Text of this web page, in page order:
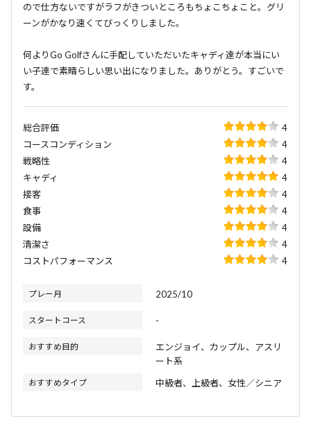
ので仕方ないですがラフがきついところもちょこちょこと。グリ
ーンがかなり速くてびっくりしました。
何よりGo Golfさんに手配していただいたキャディ達が本当にい
い子達で素晴らしい思い出になりました。ありがとう。すごいで
す。
総合評価
4
コースコンディション
4
戦略性
4
キャディ
4
接客
4
食事
4
設備
4
清潔さ
4
コストパフォーマンス
4
プレー月 2025/10
スタートコース -
おすすめ目的
エンジョイ、カップル、アスリ
ート系
おすすめタイプ 中級者、上級者、女性／シニア